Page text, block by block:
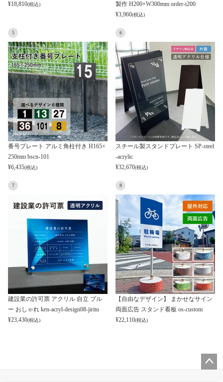
¥18,810(税込)
製作 H200×W300mm order-t200
¥3,960(税込)
5
番号プレート アルミ角柱付き H165×
250mm bscn-101
¥6,435(税込)
6
スチール製スタンドプレート SP-steel
-acrylic
¥32,670(税込)
7
建設業の許可票 アクリル 自立 ブル
ー おしゃれ ken-acryl-design08-jiritu
¥23,430(税込)
8
【自由なデザイン】 まかせなサイン
両面広告 スタンド看板 os-custom
¥22,110(税込)